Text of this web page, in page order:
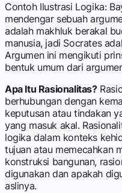
Contoh Ilustrasi Logika:
mendengar sebuah
adalah makhluk berakal
manusia, jadi Socrates
Argumen ini mengikuti
bentuk umum dari
Apa Itu Rasionalitas?
berhubungan dengan
keputusan atau tindakan
yang masuk akal.
logika dalam konteks
tujuan atau memecahkan
konstruksi bangunan,
digunakan dan apakah
aslinya.